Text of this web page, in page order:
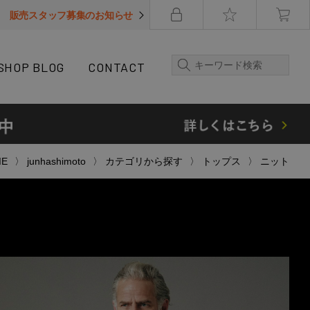
販売スタッフ募集のお知らせ
BLOG CONTACT
junhashimoto カテゴリから探す トップス ニット